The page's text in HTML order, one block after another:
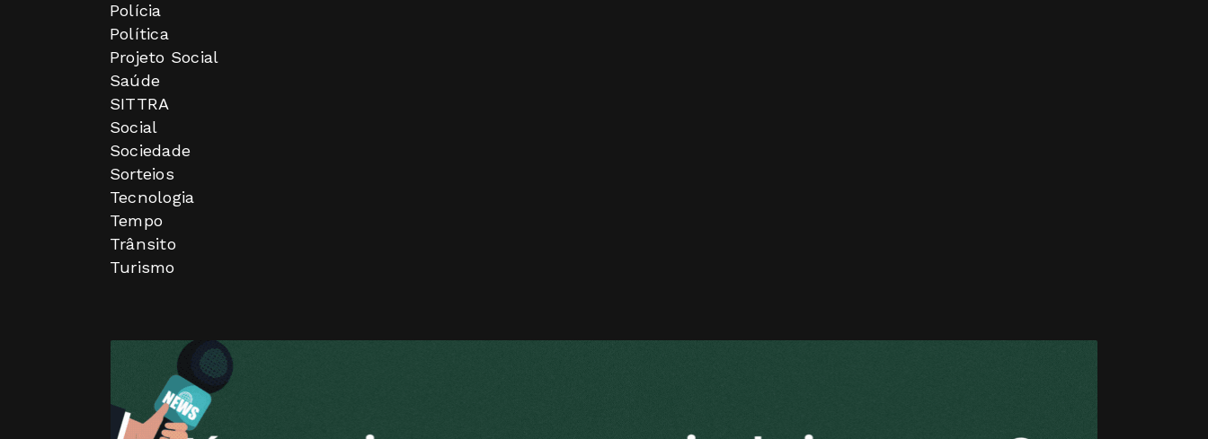
Polícia
Política
Projeto Social
Saúde
SITTRA
Social
Sociedade
Sorteios
Tecnologia
Tempo
Trânsito
Turismo